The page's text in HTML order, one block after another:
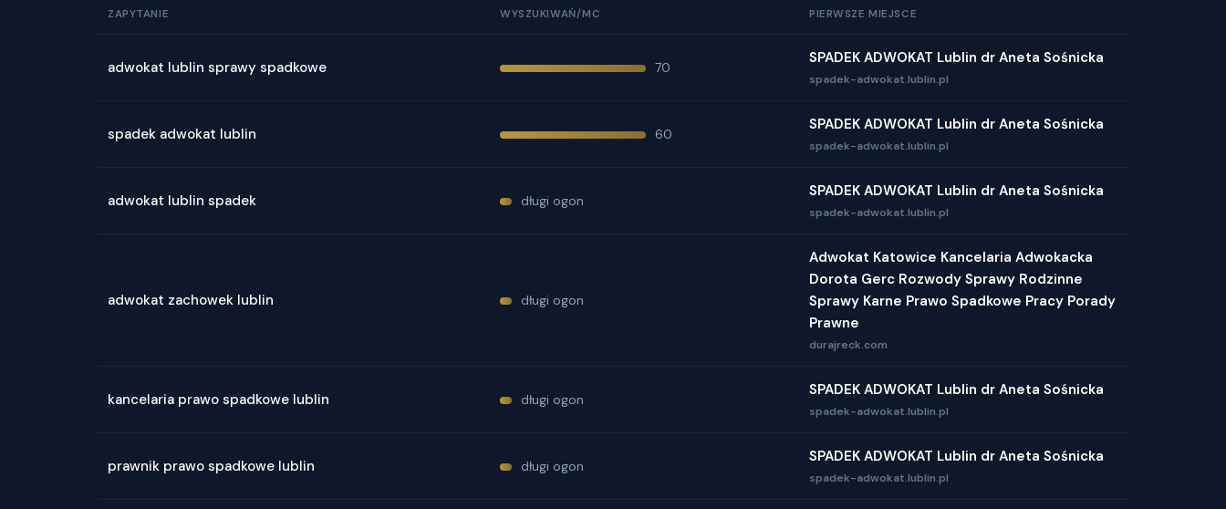
ZAPYTANIE WYSZUKIWAŃ/MC PIERWSZE MIEJSCE
adwokat lublin sprawy spadkowe 70
SPADEK ADWOKAT Lublin dr Aneta Sośnicka
spadek-adwokat.lublin.pl
spadek adwokat lublin 60
SPADEK ADWOKAT Lublin dr Aneta Sośnicka
spadek-adwokat.lublin.pl
adwokat lublin spadek długi ogon
SPADEK ADWOKAT Lublin dr Aneta Sośnicka
spadek-adwokat.lublin.pl
adwokat zachowek lublin długi ogon
Adwokat Katowice Kancelaria Adwokacka
Dorota Gerc Rozwody Sprawy Rodzinne
Sprawy Karne Prawo Spadkowe Pracy Porady
Prawne
durajreck.com
kancelaria prawo spadkowe lublin długi ogon
SPADEK ADWOKAT Lublin dr Aneta Sośnicka
spadek-adwokat.lublin.pl
prawnik prawo spadkowe lublin długi ogon
SPADEK ADWOKAT Lublin dr Aneta Sośnicka
spadek-adwokat.lublin.pl